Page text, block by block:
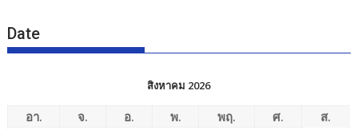
Date
สิงหาคม 2026
อา. จ. อ. พ. พฤ. ศ.
ส.